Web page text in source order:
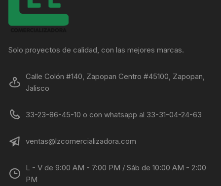
Solo proyectos de calidad, con las mejores marcas.
Calle Colón #140, Zapopan Centro #45100, Zapopan,
Jalisco
33-23-86-45-10 o con whatsapp al 33-31-04-24-63
ventas@lzcomercializadora.com
L - V de 9:00 AM - 7:00 PM / Sáb de 10:00 AM - 2:00
PM